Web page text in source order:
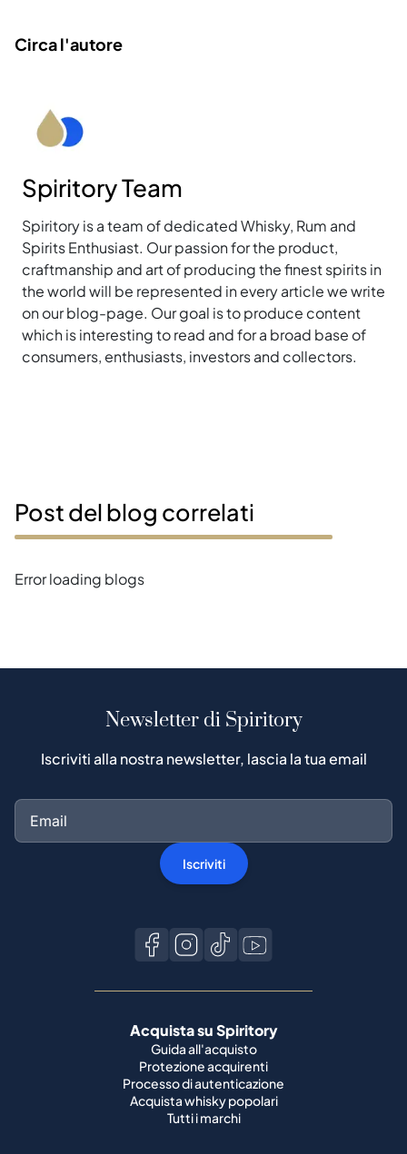
Circa l'autore
Spiritory Team
Spiritory is a team of dedicated Whisky, Rum and
Spirits Enthusiast. Our passion for the product,
craftmanship and art of producing the finest spirits in
the world will be represented in every article we write
on our blog-page. Our goal is to produce content
which is interesting to read and for a broad base of
consumers, enthusiasts, investors and collectors.
Post del blog correlati
Error loading blogs
Newsletter di Spiritory
Iscriviti alla nostra newsletter, lascia la tua email
Iscriviti
Acquista su Spiritory
Guida all'acquisto
Protezione acquirenti
Processo di autenticazione
Acquista whisky popolari
Tutti i marchi